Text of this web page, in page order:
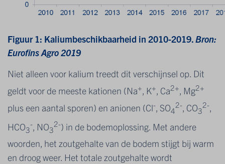
Figuur 1: Kaliumbeschikbaarheid in 2010-2019.Bron:
Eurofins Agro 2019
Niet alleen voor kalium treedt dit verschijnsel op. Dit
geldt voor de meeste kationen (Na+, K+, Ca2+, Mg2+
plus een aantal sporen) en anionen (Cl-, SO4
2-, CO3
2-,
HCO3
-, NO3
2-) in de bodemoplossing. Met andere
woorden, het zoutgehalte van de bodem stijgt bij warm
en droog weer. Het totale zoutgehalte wordt